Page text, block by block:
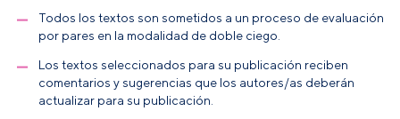
Todos los textos son sometidos a un proceso de evaluación
por pares en la modalidad de doble ciego.
Los textos seleccionados para su publicación reciben
comentarios y sugerencias que los autores/as deberán
actualizar para su publicación.